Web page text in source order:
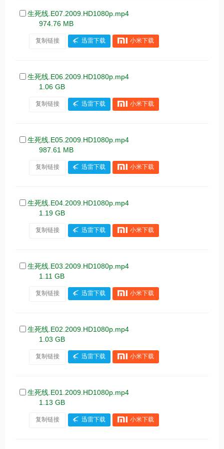
生死线.E07.2009.HD1080p.mp4
974.76 MB
复制链接 迅雷下载 小米下载
生死线.E06.2009.HD1080p.mp4
1.06 GB
复制链接 迅雷下载 小米下载
生死线.E05.2009.HD1080p.mp4
987.61 MB
复制链接 迅雷下载 小米下载
生死线.E04.2009.HD1080p.mp4
1.19 GB
复制链接 迅雷下载 小米下载
生死线.E03.2009.HD1080p.mp4
1.11 GB
复制链接 迅雷下载 小米下载
生死线.E02.2009.HD1080p.mp4
1.03 GB
复制链接 迅雷下载 小米下载
生死线.E01.2009.HD1080p.mp4
1.13 GB
复制链接 迅雷下载 小米下载